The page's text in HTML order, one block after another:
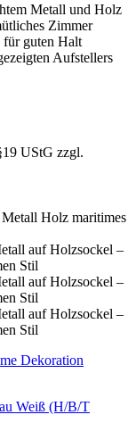
Metall und Holz
Zimmer
für guten Halt
Aufstellers
UStG zzgl.
Weiß (H/B/T